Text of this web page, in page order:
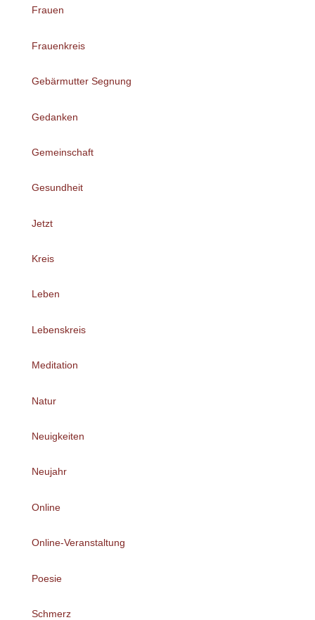
Frauen
Frauenkreis
Gebärmutter Segnung
Gedanken
Gemeinschaft
Gesundheit
Jetzt
Kreis
Leben
Lebenskreis
Meditation
Natur
Neuigkeiten
Neujahr
Online
Online-Veranstaltung
Poesie
Schmerz